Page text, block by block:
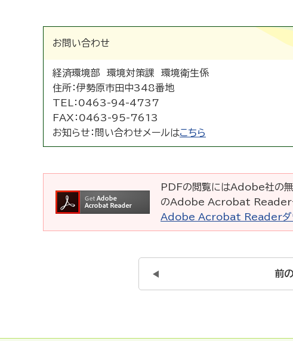
お問い合わせ
経済環境部 環境対策課 環境衛生係
住所：伊勢原市田中348番地
TEL： 0463-94-4737
FAX： 0463-95-7613
お知らせ： 問い合わせメールはこちら
PDFの閲覧にはAdobe社の
のAdobe Acrobat Readerダ
Adobe Acrobat Readerダ
前